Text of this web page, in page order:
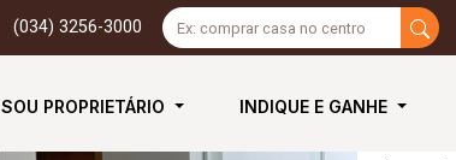
(034) 3256-3000
SOU PROPRIETÁRIO INDIQUE E GANHE